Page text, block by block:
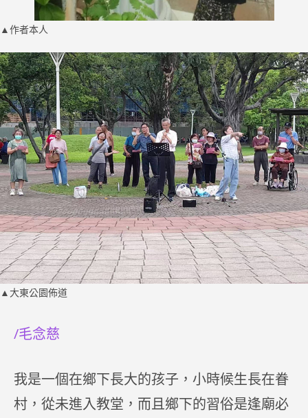
▲作者本人
▲大東公園佈道
/毛念慈
我是一個在鄉下長大的孩子，小時候生長在眷
村，從未進入教堂，而且鄉下的習俗是逢廟必